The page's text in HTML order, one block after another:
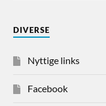
DIVERSE
Nyttige links
Facebook